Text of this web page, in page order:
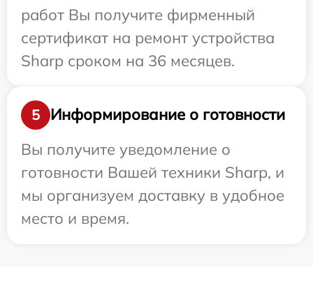
работ Вы получите фирменный
сертификат на ремонт устройства
Sharp сроком на 36 месяцев.
5
Информирование о готовности
Вы получите уведомление о
готовности Вашей техники Sharp, и
мы организуем доставку в удобное
место и время.